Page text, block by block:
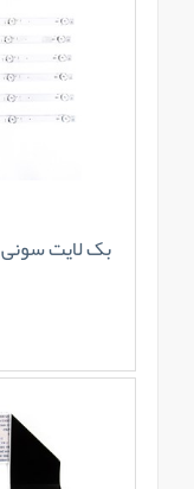
بک لایت سونی 65X85